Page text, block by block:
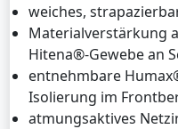
weiches,
Materialverstärkung
Hitena®-Gewebe an
entnehmbare
Isolierung im
atmungsaktives